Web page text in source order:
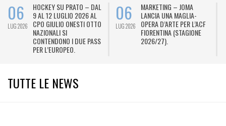
06
LUG 2026
HOCKEY SU PRATO – DAL
9 AL 12 LUGLIO 2026 AL
CPO GIULIO ONESTI OTTO
NAZIONALI SI
CONTENDONO I DUE PASS
PER L’EUROPEO.
06
LUG 2026
MARKETING – JOMA
LANCIA UNA MAGLIA-
OPERA D’ARTE PER L’ACF
FIORENTINA (STAGIONE
2026/27).
TUTTE LE NEWS